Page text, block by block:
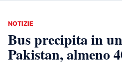
NOTIZIE
Bus precipita in
Pakistan, almeno